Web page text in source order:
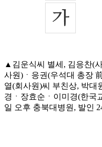
▲김운식씨 별세, 김응찬(
사원)ㆍ응권(우석대 총장
열(회사원)씨 부친상, 박대
경ㆍ장효순ㆍ이미경(한국
일 오후 충북대병원, 발인